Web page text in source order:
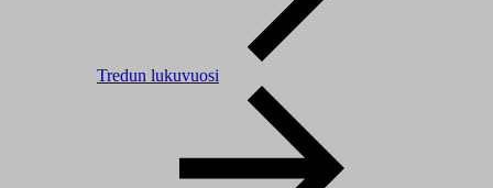
Tredun lukuvuosi